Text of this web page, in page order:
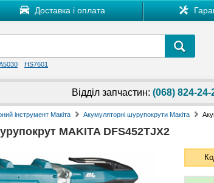
Доставка і оплата
HS7601
Відділ запчастин: (068) 824-24-
інструмент Макіта Акумуляторні шурупокрути Макіта
MAKITA DFS452TJX2